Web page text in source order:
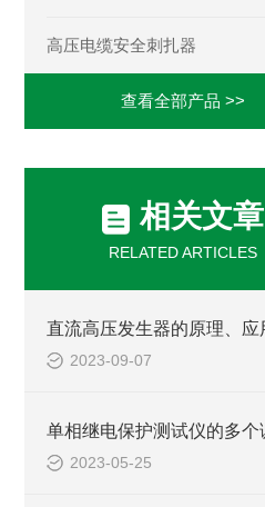
高压电缆安全刺扎器
查看全部产品 >>
相关文章
RELATED ARTICLES
2023-09-07
2023-05-25